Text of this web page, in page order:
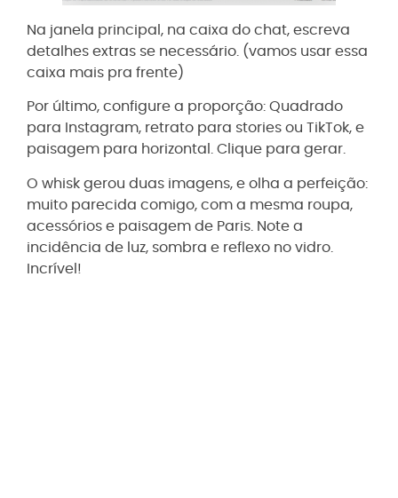
Na janela principal, na caixa do chat, escreva
detalhes extras se necessário. (vamos usar essa
caixa mais pra frente)
Por último, configure a proporção: Quadrado
para Instagram, retrato para stories ou TikTok, e
paisagem para horizontal. Clique para gerar.
O whisk gerou duas imagens, e olha a perfeição:
muito parecida comigo, com a mesma roupa,
acessórios e paisagem de Paris. Note a
incidência de luz, sombra e reflexo no vidro.
Incrível!